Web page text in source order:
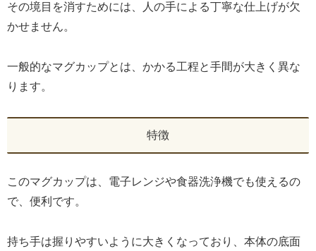
その境目を消すためには、人の手による丁寧な仕上げが欠
かせません。
一般的なマグカップとは、かかる工程と手間が大きく異な
ります。
特徴
このマグカップは、電子レンジや食器洗浄機でも使えるの
で、便利です。
持ち手は握りやすいように大きくなっており、本体の底面